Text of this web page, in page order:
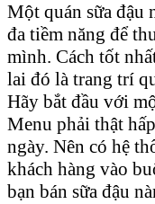
Một quán sữa đậu
đa tiềm năng để
mình. Cách tốt
lai đó là trang trí
Hãy bắt đầu với
Menu phải thật
ngày. Nên có hệ
khách hàng vào
bạn bán sữa đậu